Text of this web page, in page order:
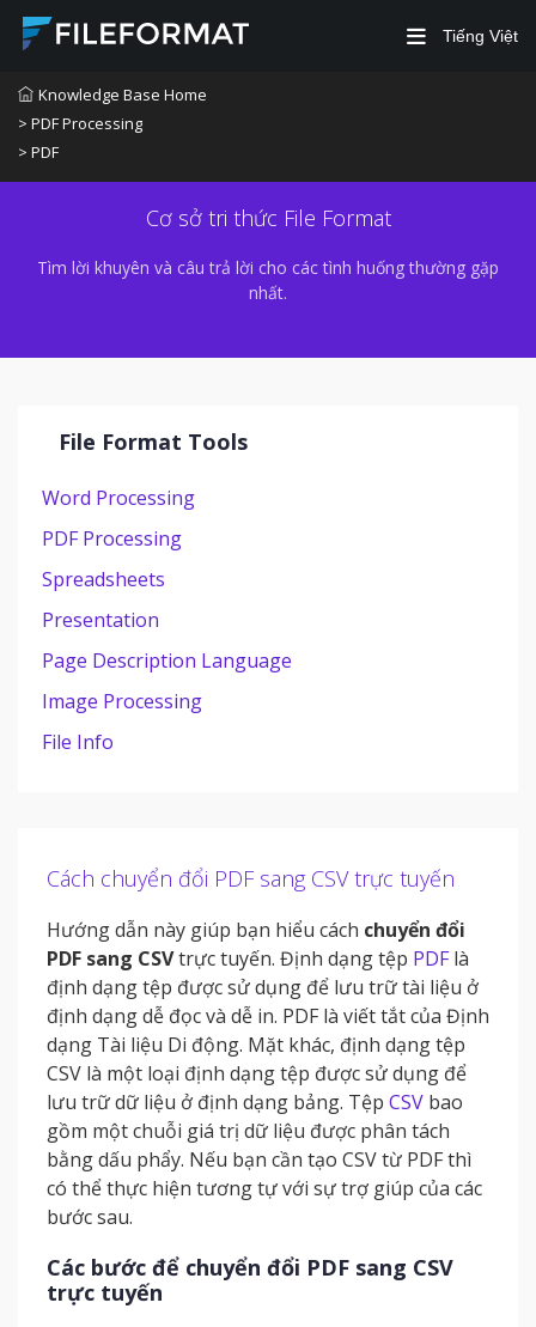
Tiếng Việt
Knowledge Base Home
> PDF Processing
> PDF
Cơ sở tri thức File Format
Tìm lời khuyên và câu trả lời cho các tình huống thường gặp
nhất.
File Format Tools
Word Processing
PDF Processing
Spreadsheets
Presentation
Page Description Language
Image Processing
File Info
Cách chuyển đổi PDF sang CSV trực tuyến
Hướng dẫn này giúp bạn hiểu cách chuyển đổi
PDF sang CSVtrực tuyến. Định dạng tệp PDFlà
định dạng tệp được sử dụng để lưu trữ tài liệu ở
định dạng dễ đọc và dễ in. PDF là viết tắt của Định
dạng Tài liệu Di động. Mặt khác, định dạng tệp
CSV là một loại định dạng tệp được sử dụng để
lưu trữ dữ liệu ở định dạng bảng. Tệp CSV bao
gồm một chuỗi giá trị dữ liệu được phân tách
bằng dấu phẩy. Nếu bạn cần tạo CSV từ PDF thì
có thể thực hiện tương tự với sự trợ giúp của các
bước sau.
Các bước để chuyển đổi PDF sang CSV
trực tuyến